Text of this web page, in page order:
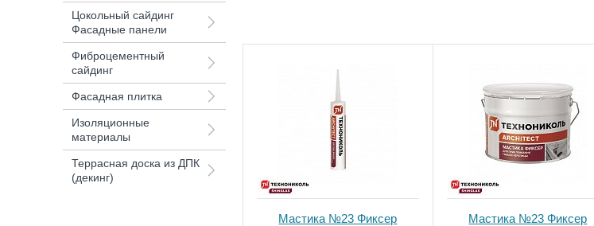
Цокольный сайдинг
Фасадные панели
Фиброцементный
сайдинг
Фасадная плитка
Изоляционные
материалы
Террасная доска из ДПК
(декинг)
Мастика №23 Фиксер
Мастика №23 Фиксер